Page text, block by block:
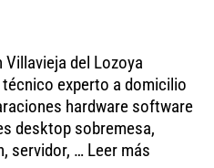
Villavieja del Lozoya
experto a domicilio
hardware software
desktop sobremesa,
servidor, … Leer más